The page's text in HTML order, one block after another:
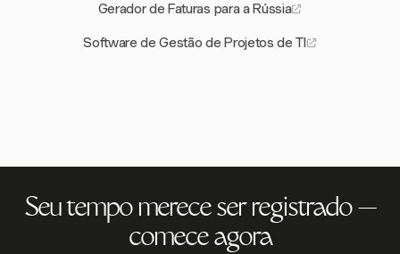
Gerador de Faturas para a Rússia
Software de Gestão de Projetos de TI
Seu tempo merece ser registrado —
comece agora